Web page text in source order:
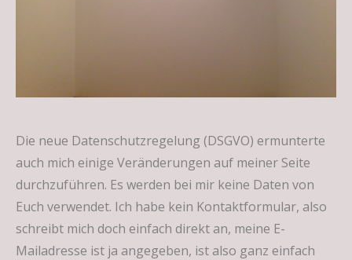
Die neue Datenschutzregelung (DSGVO) ermunterte
auch mich einige Veränderungen auf meiner Seite
durchzuführen. Es werden bei mir keine Daten von
Euch verwendet. Ich habe kein Kontaktformular, also
schreibt mich doch einfach direkt an, meine E-
Mailadresse ist ja angegeben, ist also ganz einfach